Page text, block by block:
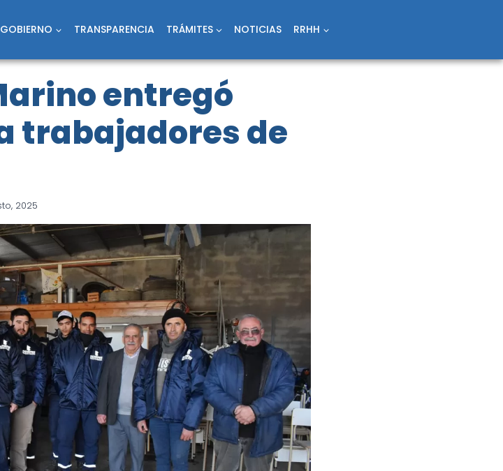
TRANSPARENCIA TRÁMITES NOTICIAS RRHH
entregó
trabajadores de
2025